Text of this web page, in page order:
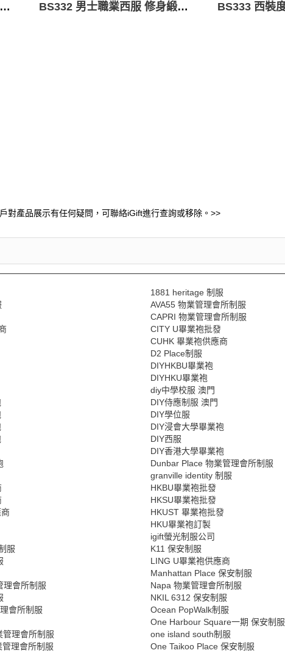
自家設計 來版訂購Logo西裝套裝 西裝專門店 西裝封邊 BS332 男士職業西服 修身緞面西裝 來版訂購西裝套裝 西裝專門店 領隊西裝 全撲西裝
對產品展示有任何疑問，可聯絡iGift進行查詢或移除。>>
1881 heritage 制服
AVA55 物業管理會所制服
CAPRI 物業管理會所制服
CITY U畢業袍批發
CUHK 畢業袍供應商
D2 Place制服
DIYHKBU畢業袍
DIYHKU畢業袍
diy中學校服 澳門
DIY侍應制服 澳門
DIY學位服
DIY浸會大學畢業袍
DIY西服
DIY香港大學畢業袍
Dunbar Place 物業管理會所制服
granville identity 制服
HKBU畢業袍批發
HKSU畢業袍批發
HKUST 畢業袍批發
HKU畢業袍訂製
igift螢光制服公司
服
K11 保安制服
LING U畢業袍供應商
Manhattan Place 保安制服
理會所制服
Napa 物業管理會所制服
NKIL 6312 保安制服
會所制服
Ocean PopWalk制服
One Harbour Square一期 保安制服
理會所制服
one island south制服
理會所制服
One Taikoo Place 保安制服